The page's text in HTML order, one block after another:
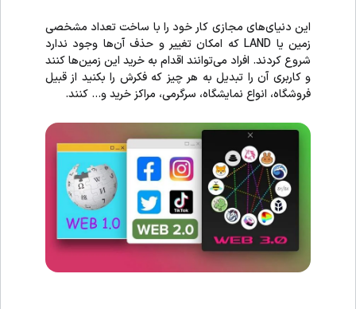
این دنیای‌های مجازی کار خود را با ساخت تعداد مشخصی
زمین یا LAND که امکان تغییر و حذف آن‌ها وجود ندارد
شروع کردند. افراد می‌توانند اقدام به خرید این زمین‌ها کنند
و کاربری آن را تبدیل به هر چیز که فکرش را بکنید از قبیل
فروشگاه، انواع نمایشگاه، سرگرمی، مراکز خرید و… کنند.